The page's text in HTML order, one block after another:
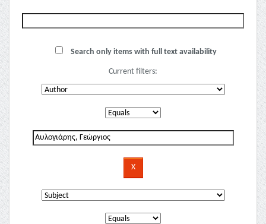
Search only items with full text availability
Current filters: